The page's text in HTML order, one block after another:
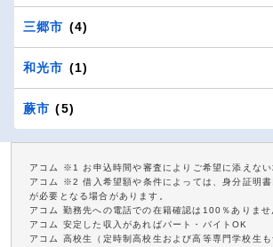
三郷市 (4)
和光市 (1)
蕨市 (5)
アコム ※1 お申込時間や審査によりご希望に添えない
アコム ※2 借入希望額や条件によっては、身分証明
が必要となる場合があります。
アコム 勤務先への電話での在籍確認は100％ありませ
アコム 安定した収入があればパート・バイトOK
アコム 高校生（定時制高校生および高等専門学校生